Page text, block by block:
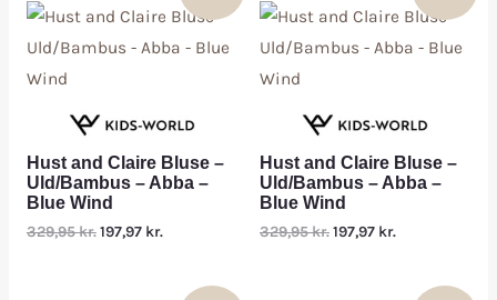
Hust and Claire Bluse –
Uld/Bambus – Abba –
Blue Wind
329,95kr.197,97 kr.
Hust and Claire Bluse –
Uld/Bambus – Abba –
Blue Wind
329,95kr.197,97 kr.